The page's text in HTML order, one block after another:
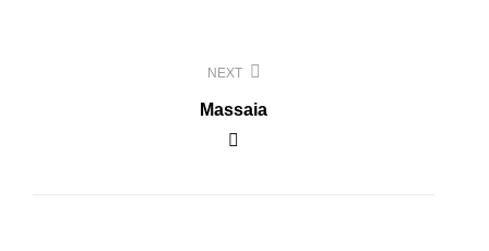
NEXT
Massaia